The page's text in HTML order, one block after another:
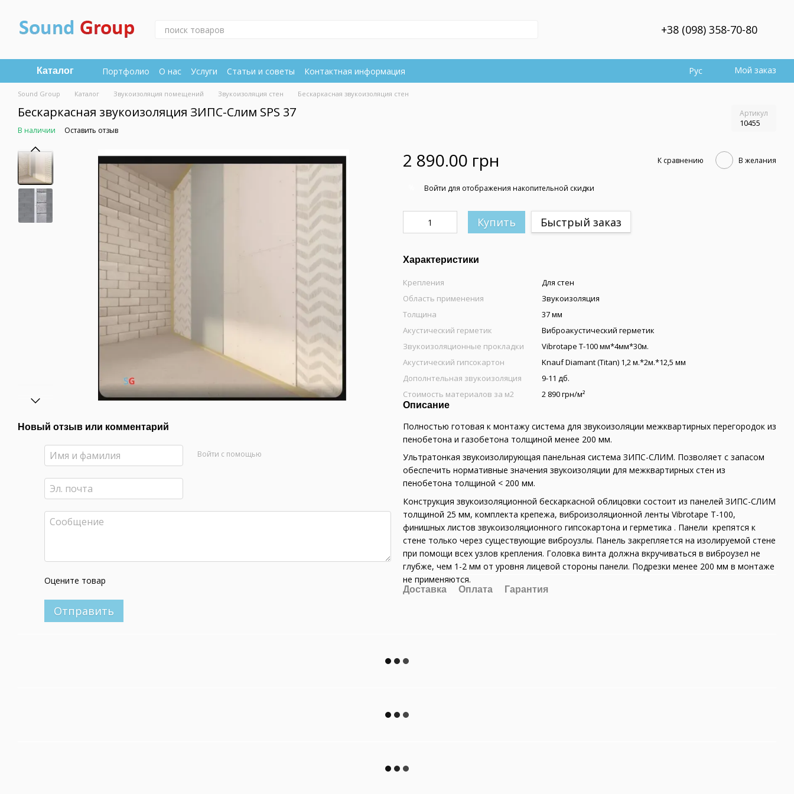
+38 (098) 358-70-80
Каталог Портфолио О нас Услуги Статьи и советы Контактная информация Рус Мой заказ
Sound Group Каталог Звукоизоляция помещений Звукоизоляция стен Бескаркасная звукоизоляция стен
Бескаркасная звукоизоляция ЗИПС-Слим SPS 37 Артикул
10455
В наличии Оставить отзыв
Новый отзыв или комментарий
Войти с помощью
Оцените товар
Отправить
2 890.00 грн К сравнению В желания
Войти для отображения накопительной скидки
Купить Быстрый заказ
Характеристики
Крепления
Для стен
Область применения
Звукоизоляция
Толщина
37 мм
Акустический герметик
Виброакустический герметик
Звукоизоляционные прокладки
Vibrotape T-100 мм*4мм*30м.
Акустический гипсокартон
Knauf Diamant (Titan) 1,2 м.*2м.*12,5 мм
Дополнтельная звукоизоляция
9-11 дб.
Стоимость материалов за м2
2 890 грн/м²
Описание
Полностью готовая к монтажу система для звукоизоляции межквартирных перегородок из
пенобетона и газобетона толщиной менее 200 мм.
Ультратонкая звукоизолирующая панельная система ЗИПС-СЛИМ. Позволяет с запасом
обеспечить нормативные значения звукоизоляции для межквартирных стен из
пенобетона толщиной < 200 мм.
Конструкция звукоизоляционной бескаркасной облицовки состоит из панелей ЗИПС-СЛИМ
толщиной 25 мм, комплекта крепежа, виброизоляционной ленты Vibrotape T-100,
финишных листов звукоизоляционного гипсокартона и герметика . Панели крепятся к
стене только через существующие виброузлы. Панель закрепляется на изолируемой стене
при помощи всех узлов крепления. Головка винта должна вкручиваться в виброузел не
глубже, чем 1-2 мм от уровня лицевой стороны панели. Подрезки менее 200 мм в монтаже
не применяются.
Доставка Оплата Гарантия